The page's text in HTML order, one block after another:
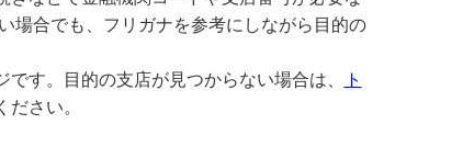
場合でも、フリガナを参考にしながら目的の
す。目的の支店が見つからない場合は、
ト
ださい。